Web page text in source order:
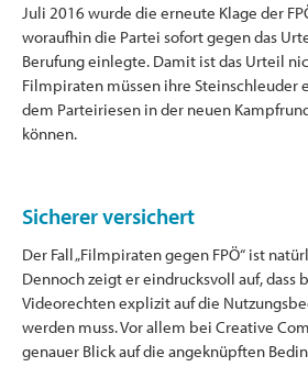
Juli 2016 wurde die erneute Klage der
woraufhin die Partei sofort gegen das
Berufung einlegte. Damit ist das Urteil
Filmpiraten müssen ihre Steinschleuder
dem Parteiriesen in der neuen
können.
Sicherer versichert
Der Fall „Filmpiraten gegen FPÖ“ ist
Dennoch zeigt er eindrucksvoll auf, dass
Videorechten explizit auf die
werden muss. Vor allem bei Creative
genauer Blick auf die angeknüpften